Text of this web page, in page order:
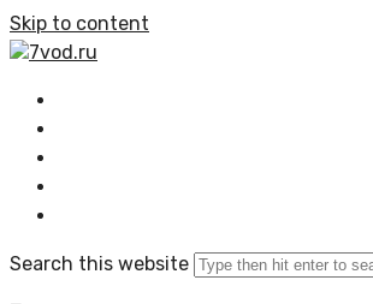
Skip to content
7vod.ru
Search this website